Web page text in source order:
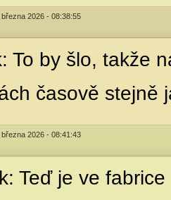
2026 - 08:38:55
To by šlo, takže
časově stejně
2026 - 08:41:43
Teď je ve